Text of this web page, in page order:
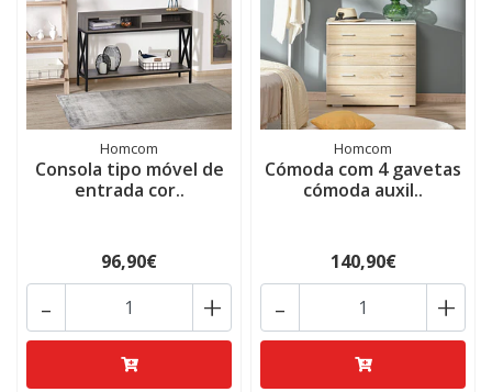
Homcom
Consola tipo móvel de
entrada cor..
96,90€
+
-
Homcom
Cómoda com 4 gavetas
cómoda auxil..
140,90€
+
-